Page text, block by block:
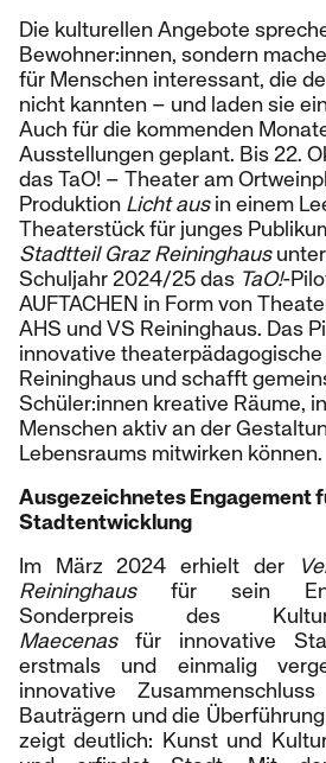
Die kulturellen Angebote
Bewohner:innen, sondern
für Menschen interessant, die
nicht kannten – und laden sie
Auch für die kommenden
Ausstellungen geplant. Bis 22.
das TaO! – Theater am
Produktion Licht ausin einem
Theaterstück für junges
Stadtteil Graz Reininghaus
Schuljahr 2024/25 das TaO!-
AUFTACHEN in Form von
AHS und VS Reininghaus. Das
innovative
Reininghaus und schafft
Schüler:innen kreative Räume,
Menschen aktiv an der
Lebensraums mitwirken können.
Ausgezeichnetes Engagement
Stadtentwicklung
Im März 2024 erhielt der
Reininghausfür sein
Sonderpreis des
Maecenasfür innovative
erstmals und einmalig
innovative
Bauträgern und die
zeigt deutlich: Kunst und